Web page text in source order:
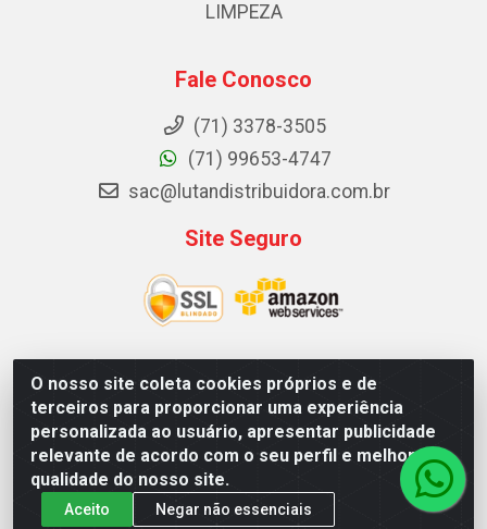
O nosso site coleta cookies próprios e de
terceiros para proporcionar uma experiência
personalizada ao usuário, apresentar publicidade
relevante de acordo com o seu perfil e melhorar a
qualidade do nosso site.
Aceito Negar não essenciais
LIMPEZA
Fale Conosco
(71) 3378-3505
(71) 99653-4747
sac@lutandistribuidora.com.br
Site Seguro
Lutan Distribuidora - Rua Dr. Gerino Souza Filho, 1525 -
Itinga - Lauro de Freitas / BA - CEP 42700-000 - CNPJ
05.156.713/0001-62